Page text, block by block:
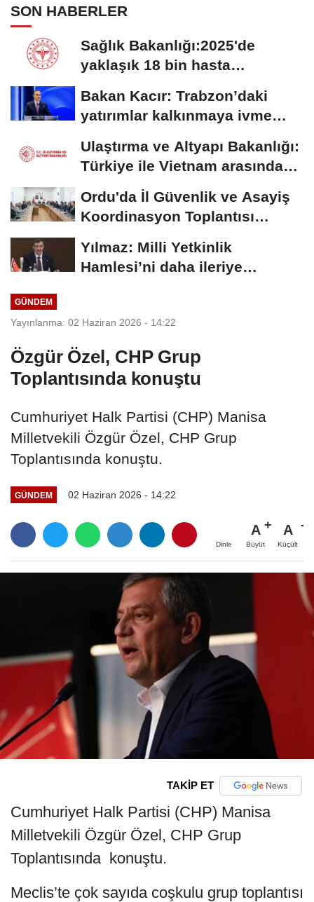
SON HABERLER
Sağlık Bakanlığı:2025'de
yaklaşık 18 bin hasta
Bakan Kacır: Trabzon’daki
yatırımlar kalkınmaya ivme
Ulaştırma ve Altyapı Bakanlığı:
Türkiye ile Vietnam arasında
Ordu'da İl Güvenlik ve Asayiş
Koordinasyon Toplantısı
Yılmaz: Milli Yetkinlik
Hamlesi’ni daha ileriye
GÜNDEM
Yayınlanma: 02 Haziran 2026 - 14:22
Özgür Özel, CHP Grup
Toplantısında konuştu
Cumhuriyet Halk Partisi (CHP) Manisa
Milletvekili Özgür Özel, CHP Grup
Toplantısında konuştu.
GÜNDEM 02 Haziran 2026 - 14:22
Dinle
A
Büyüt
A
Küçült
TAKİP ET
Cumhuriyet Halk Partisi (CHP) Manisa
Milletvekili Özgür Özel, CHP Grup
Toplantısında konuştu.
Meclis’te çok sayıda coşkulu grup toplantısı